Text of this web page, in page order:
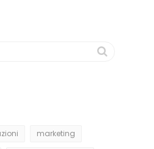
marketing